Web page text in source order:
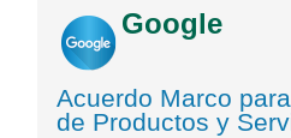
Google
Acuerdo Marco
de Productos y